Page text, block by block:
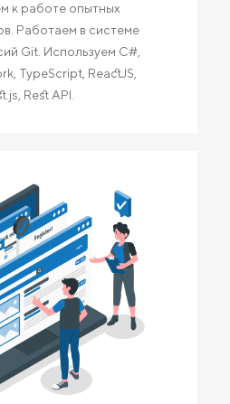
к работе опытных
Работаем в системе
Git. Используем C#,
TypeScript, ReactJS,
Rest API.